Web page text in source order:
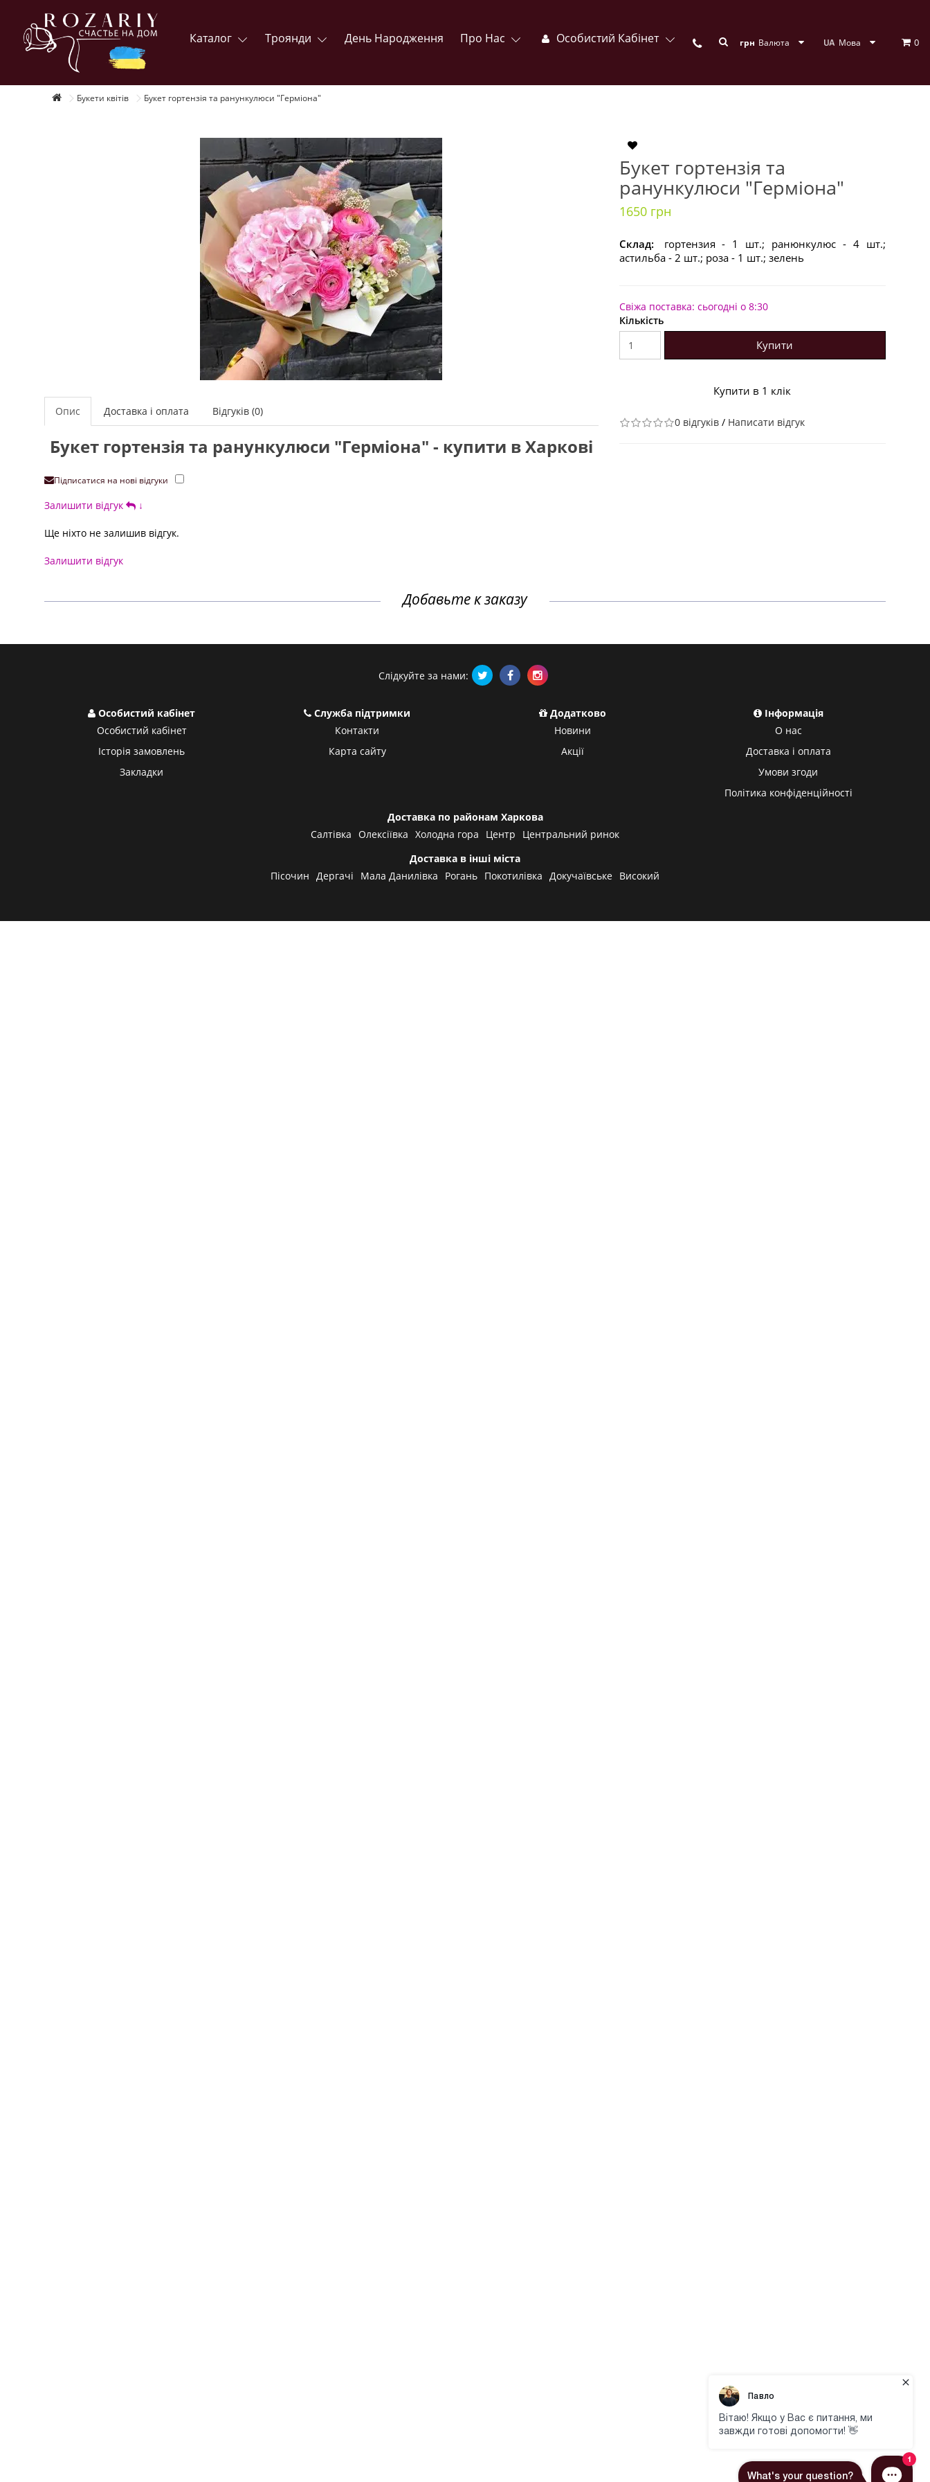
Каталог Троянди День Народження Про Нас Особистий Кабінет грн Валюта Мова 0
Букети квітів Букет гортензія та ранункулюси "Герміона"
Опис Доставка і оплата Відгуків (0)
Букет гортензія та ранункулюси "Герміона" - купити в Харкові
Букет гортензія та
ранункулюси "Герміона"
1650 грн
Склад:
гортензия - 1 шт.; ранюнкулюс - 4 шт.;
астильба - 2 шт.; роза - 1 шт.; зелень
Свіжа поставка: сьогодні о 8:30
Кількість
Купити
Купити в 1 клік
0 відгуків/ Написати відгук
Підписатися на нові відгуки
Залишити відгук ↓
Ще ніхто не залишив відгук.
Залишити відгук
Добавьте к заказу
Слідкуйте за нами:
Особистий кабінет
Особистий кабінет
Історія замовлень
Закладки
Служба підтримки
Контакти
Карта сайту
Додатково
Новини
Акції
Інформація
О нас
Доставка і оплата
Умови згоди
Політика конфіденційності
Доставка по районам Харкова
Салтівка Олексіївка Холодна гора Центр
Центральний ринок
Доставка в інші міста
Пісочин Дергачі Мала Данилівка Рогань Покотилівка Докучаївське Високий